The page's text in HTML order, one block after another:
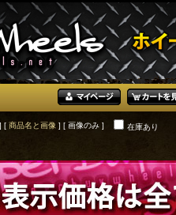
] [ 商品名と画像 ] [ 画像のみ ] 在庫あり